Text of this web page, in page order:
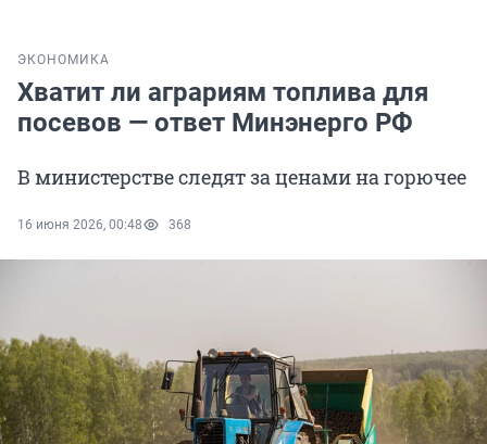
ЭКОНОМИКА
Хватит ли аграриям топлива для
посевов — ответ Минэнерго РФ
В министерстве следят за ценами на горючее
16 июня 2026, 00:48 368